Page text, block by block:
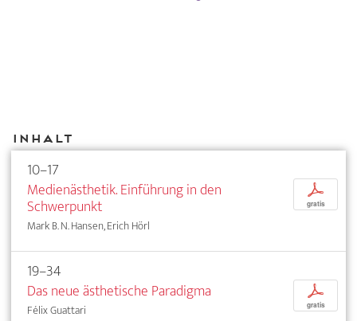
Inhalt
10–17
Medienästhetik. Einführung in den
Schwerpunkt
Mark B. N. Hansen, Erich Hörl
p
gratis
19–34
Das neue ästhetische Paradigma
Félix Guattari
p
gratis